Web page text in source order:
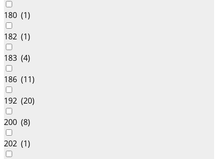
180 (1)
182 (1)
183 (4)
186 (11)
192 (20)
200 (8)
202 (1)